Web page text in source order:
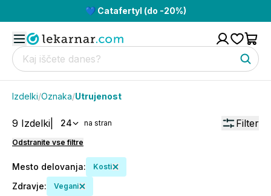
💙 Catafertyl (do -20%)
Izdelki/Oznaka/Utrujenost
9 Izdelki 24 na stran Filter
Odstranite vse filtre
Mesto delovanja: Kosti
Zdravje: Vegani